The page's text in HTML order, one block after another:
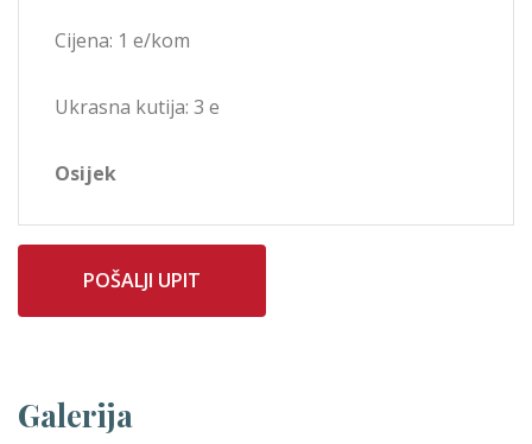
Cijena: 1 e/kom
Ukrasna kutija: 3 e
Osijek
POŠALJI UPIT
Galerija